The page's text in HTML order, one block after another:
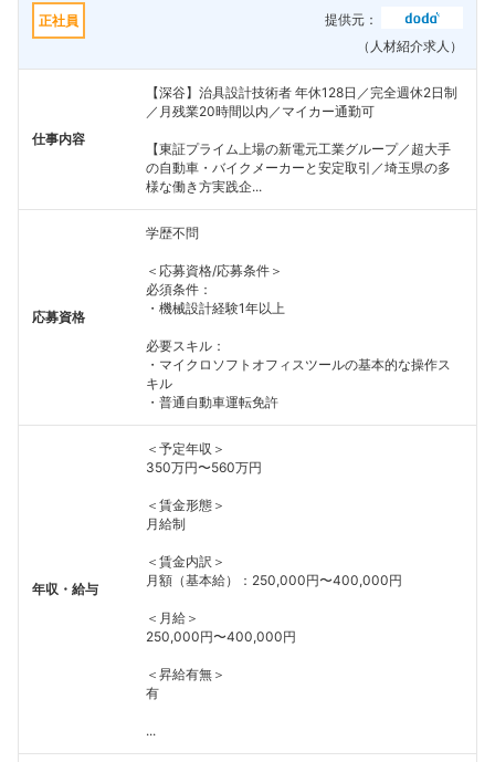
正社員
提供元：
（人材紹介求人）
仕事内容
【深谷】治具設計技術者 年休128日／完全週休2日制
／月残業20時間以内／マイカー通勤可
【東証プライム上場の新電元工業グループ／超大手
の自動車・バイクメーカーと安定取引／埼玉県の多
様な働き方実践企...
応募資格
学歴不問
＜応募資格/応募条件＞
必須条件：
・機械設計経験1年以上
必要スキル：
・マイクロソフトオフィスツールの基本的な操作ス
キル
・普通自動車運転免許
年収・給与
＜予定年収＞
350万円〜560万円
＜賃金形態＞
月給制
＜賃金内訳＞
月額（基本給）：250,000円〜400,000円
＜月給＞
250,000円〜400,000円
＜昇給有無＞
有
...